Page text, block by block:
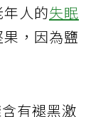
人的失眠
，因為鹽
有褪黑激